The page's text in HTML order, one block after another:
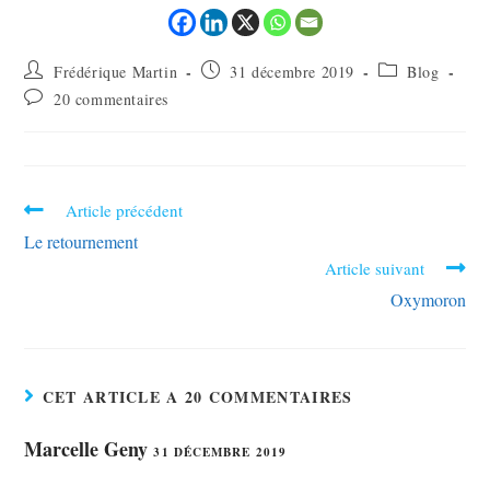
Frédérique Martin 31 décembre 2019
Blog
20 commentaires
Article précédent
Le retournement
Article suivant
Oxymoron
CET ARTICLE A 20 COMMENTAIRES
Marcelle Geny31 DÉCEMBRE 2019